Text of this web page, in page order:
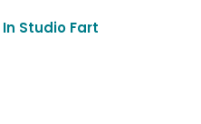
In Studio Fart